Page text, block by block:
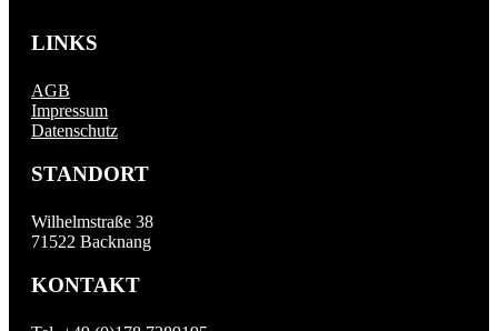
LINKS
AGB
Impressum
Datenschutz
STANDORT
Wilhelmstraße 38
71522 Backnang
KONTAKT